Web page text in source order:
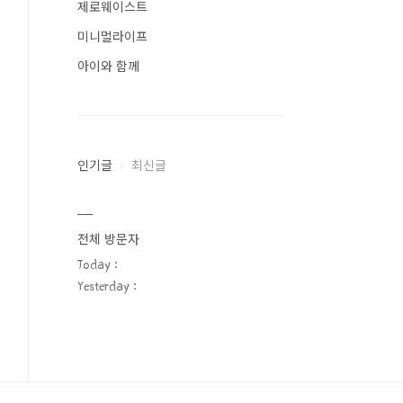
제로웨이스트
미니멀라이프
아이와 함께
인기글 최신글
전체 방문자
Today :
Yesterday :